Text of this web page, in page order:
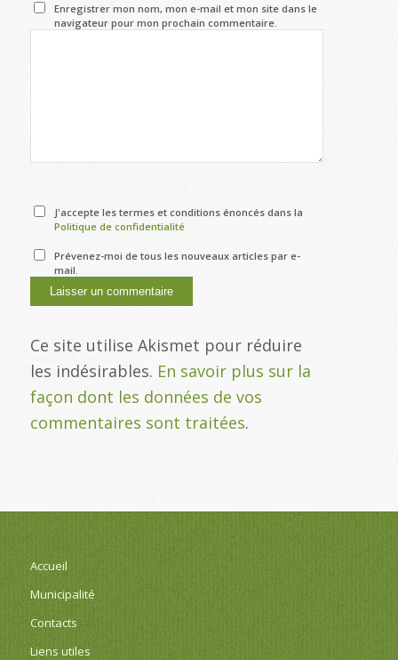
Enregistrer mon nom, mon e-mail et mon site dans le
navigateur pour mon prochain commentaire.
J'accepte les termes et conditions énoncés dans la
Politique de confidentialité
Prévenez-moi de tous les nouveaux articles par e-
mail.
Ce site utilise Akismet pour réduire
les indésirables. En savoir plus sur la
façon dont les données de vos
commentaires sont traitées.
Accueil
Municipalité
Contacts
Liens utiles